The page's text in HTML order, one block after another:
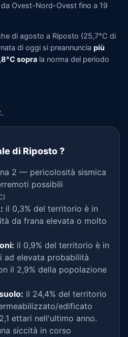
Ovest-Nord-Ovest fino a 19
di agosto a Riposto (25,7°C di
di oggi si preannuncia più
sopra la norma del periodo
di Riposto?
2 — pericolosità sismica
possibili
il 0,3% del territorio è in
da frana elevata o molto
il 0,9% del territorio è in
ad elevata probabilità
il 2,9% della popolazione
il 24,4% del territorio
edificato
ettari nell'ultimo anno.
siccità in corso